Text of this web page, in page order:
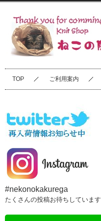
TOP ご利用案内
#nekonokakurega
たくさんの投稿お待ちしています